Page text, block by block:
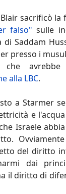
sacrificò la
falso" sulle
Saddam
presso i
avrebbe
alla LBC.
a Starmer
e l'acqua
Israele
del diritto
dai
il diritto di